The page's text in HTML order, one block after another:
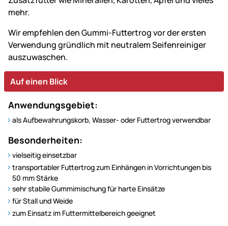
mehr.
Wir empfehlen den Gummi-Futtertrog vor der ersten
Verwendung gründlich mit neutralem Seifenreiniger
auszuwaschen.
Auf einen Blick
Anwendungsgebiet:
als Aufbewahrungskorb, Wasser- oder Futtertrog verwendbar
Besonderheiten:
vielseitig einsetzbar
transportabler Futtertrog zum Einhängen in Vorrichtungen bis
50 mm Stärke
sehr stabile Gummimischung für harte Einsätze
für Stall und Weide
zum Einsatz im Futtermittelbereich geeignet